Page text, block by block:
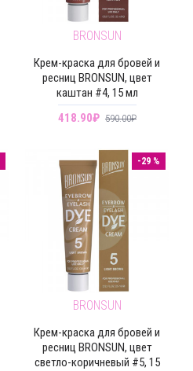
BRONSUN
Крем-краска для бровей и
ресниц BRONSUN, цвет
каштан #4, 15 мл
418.90₽ 590.00₽
-29 %
BRONSUN
Крем-краска для бровей и
ресниц BRONSUN, цвет
светло-коричневый #5, 15